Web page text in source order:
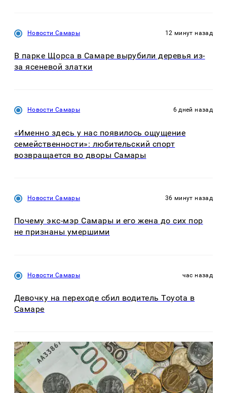
Новости Самары 12 минут назад
В парке Щорса в Самаре вырубили деревья из-
за ясеневой златки
Новости Самары 6 дней назад
«Именно здесь у нас появилось ощущение
семейственности»: любительский спорт
возвращается во дворы Самары
Новости Самары 36 минут назад
Почему экс-мэр Самары и его жена до сих пор
не признаны умершими
Новости Самары час назад
Девочку на переходе сбил водитель Toyota в
Самаре